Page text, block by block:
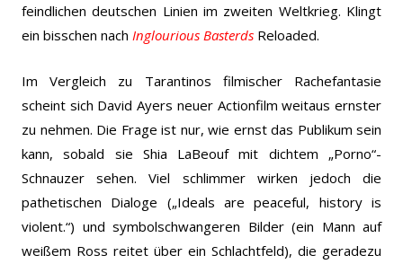
feindlichen deutschen Linien im zweiten Weltkrieg. Klingt
ein bisschen nach Inglourious Basterds Reloaded.
Im Vergleich zu Tarantinos filmischer Rachefantasie
scheint sich David Ayers neuer Actionfilm weitaus ernster
zu nehmen. Die Frage ist nur, wie ernst das Publikum sein
kann, sobald sie Shia LaBeouf mit dichtem „Porno“-
Schnauzer sehen. Viel schlimmer wirken jedoch die
pathetischen Dialoge („Ideals are peaceful, history is
violent.“) und symbolschwangeren Bilder (ein Mann auf
weißem Ross reitet über ein Schlachtfeld), die geradezu